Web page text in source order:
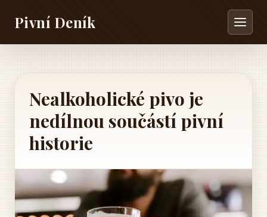
Pivní Deník
Nealkoholické pivo je
nedílnou součástí pivní
historie